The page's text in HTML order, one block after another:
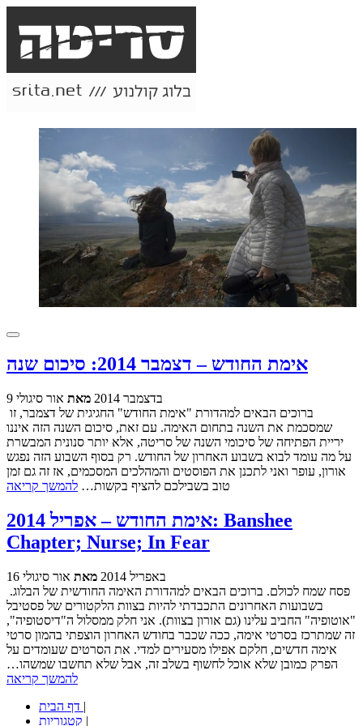
אימת החודש – דצמבר 2014: סיכום שנה
9 בדצמבר 2014 מאת אור סיגולי
שמסכמת את השנה בתחום האימה. עם זאת, סיכום השנה הזה איננו
יריית הפתיחה של סיכומי השנה של סריטה, אלא יותר סנונית המבשרת
על מה עומד לבוא בשבוע האחרון של החודש. רק בסוף השבוע הזה נפגש
אורון, עופר ואני לתכנן את הפוסטים והמהלכים המסכמים, אז זה גם זמן
טוב בשבילכם להציף בקשות… להמשך קריאה
אימת החודש – אפריל 2014: Banshee
Chapter; Nurse; In Fear
16 באפריל 2014 מאת אור סיגולי
בשבועות האחרונים התכבדתי להיות בצוות הלקטורים של פסטיבל
"אוטופיה" החביב עלינו (גם אורון בצוות). אני חלק ממסלול ה"דיסטופיה",
זה שמתרכז בסרטי אימה, ככה שכבר בחודש האחרון הוצפתי בהמון סרטי
אימה חדשים, חלקם אפילו מסעירים למדי. את הסרטים שעומדים על
הפרק כמובן שלא אוכל לחשוף בשלב זה, אבל שלא תחשבו שמשהו…
להמשך קריאה
|
|